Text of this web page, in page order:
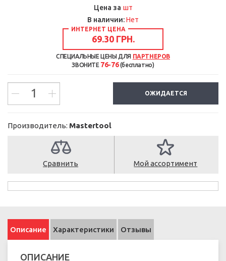
Цена за шт
В наличии:Нет
ИНТЕРНЕТ ЦЕНА
69.30 ГРН.
СПЕЦИАЛЬНЫЕ ЦЕНЫ ДЛЯ ПАРТНЕРОВ
ЗВОНИТЕ 76-76(бесплатно)
ОЖИДАЕТСЯ
Производитель: Mastertool
Сравнить Мой ассортимент
Описание Характеристики Отзывы
ОПИСАНИЕ